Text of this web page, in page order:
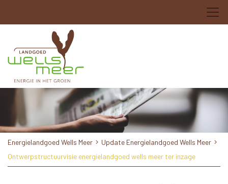
Energielandgoed Wells Meer
Update Energielandgoed Wells Meer
Ontwerpstructuurvisie energielandgoed wells meer ter inzage